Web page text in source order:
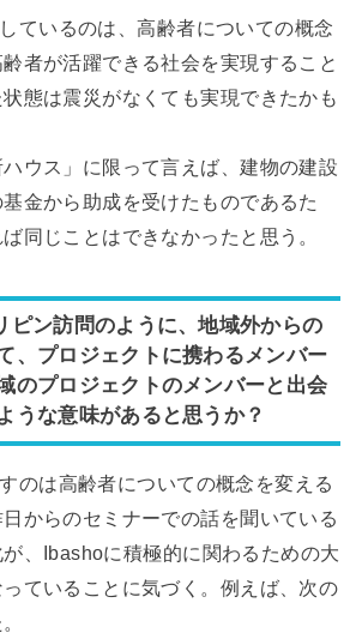
ているのは、高齢者についての概念
者が活躍できる社会を実現すること
態は震災がなくても実現できたかも
ウス」に限って言えば、建物の建設
金から助成を受けたものであるた
同じことはできなかったと思う。
ピン訪問のように、地域外からの
、プロジェクトに携わるメンバー
のプロジェクトのメンバーと出会
うな意味があると思うか？
のは高齢者についての概念を変える
からのセミナーでの話を聞いている
、Ibashoに積極的に関わるための大
ていることに気づく。例えば、次の